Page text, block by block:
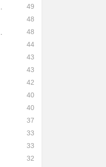
49
48
48
44
43
43
42
40
40
37
33
33
32